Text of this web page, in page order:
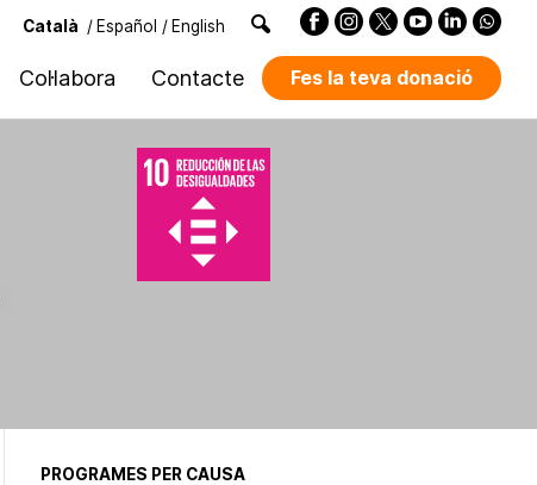
Català / Español / English
Col·labora Contacte Fes la teva donació
PROGRAMES PER CAUSA